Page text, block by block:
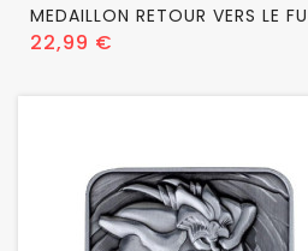
MEDAILLON RETOUR VERS LE
22,99 €